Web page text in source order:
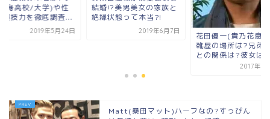
身高校/大学)や性
演技力を徹底調査...
2019年5月24日
結婚!?美男美女の家族と
絶縁状態って本当?!
2019年6月7日
花田優一(貴乃花息
靴屋の場所は?兄弟
との関係は?彼女は
2017年9
Matt(桑田マット)ハーフなの?すっぴん